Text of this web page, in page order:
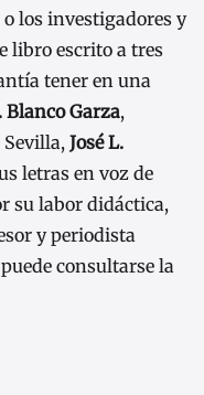
los investigadores y
libro escrito a tres
tener en una
Blanco Garza,
José L.
letras en voz de
su labor didáctica,
y periodista
puede consultarse la